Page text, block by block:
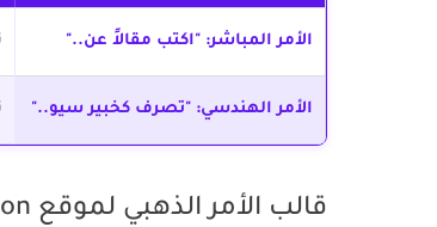
الأمر المباشر: "اكتب مقالاً عن.."
الأمر الهندسي: "تصرف كخبير سيو.."
قالب الأمر الذهبي لموقع Trelyoon: